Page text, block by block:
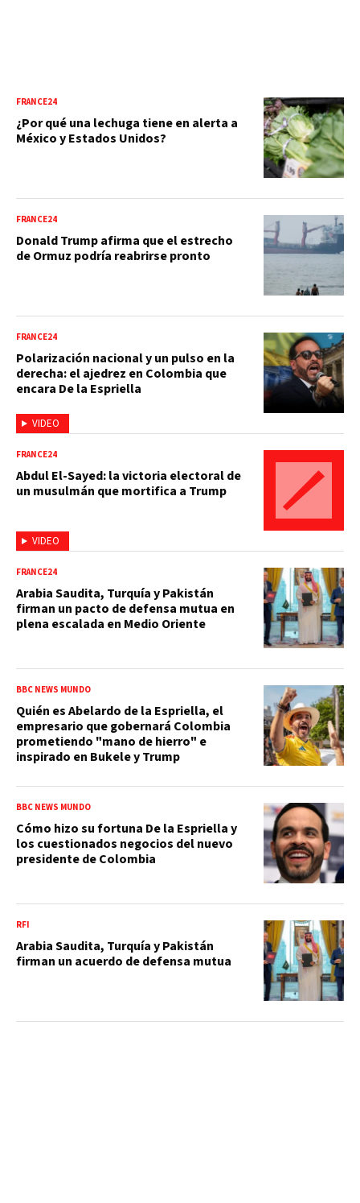
FRANCE24
¿Por qué una lechuga tiene en alerta a
México y Estados Unidos?
FRANCE24
Donald Trump afirma que el estrecho
de Ormuz podría reabrirse pronto
VIDEO
FRANCE24
Polarización nacional y un pulso en la
derecha: el ajedrez en Colombia que
encara De la Espriella
VIDEO
FRANCE24
Abdul El-Sayed: la victoria electoral de
un musulmán que mortifica a Trump
FRANCE24
Arabia Saudita, Turquía y Pakistán
firman un pacto de defensa mutua en
plena escalada en Medio Oriente
BBC NEWS MUNDO
Quién es Abelardo de la Espriella, el
empresario que gobernará Colombia
prometiendo "mano de hierro" e
inspirado en Bukele y Trump
BBC NEWS MUNDO
Cómo hizo su fortuna De la Espriella y
los cuestionados negocios del nuevo
presidente de Colombia
RFI
Arabia Saudita, Turquía y Pakistán
firman un acuerdo de defensa mutua